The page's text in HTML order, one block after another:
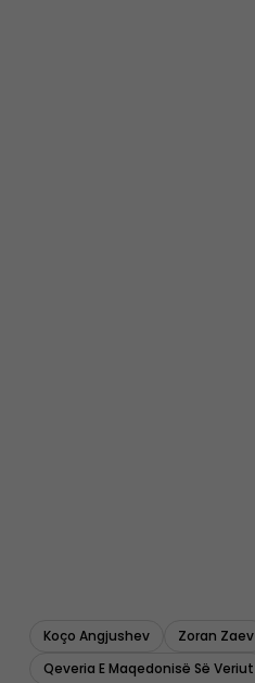
Koço Angjushev
Zoran Zaev
Qeveria E Maqedonisë Së Veriut